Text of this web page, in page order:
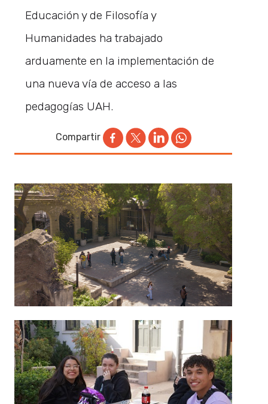
Educación y de Filosofía y
Humanidades ha trabajado
arduamente en la implementación de
una nueva vía de acceso a las
pedagogías UAH.
Compartir